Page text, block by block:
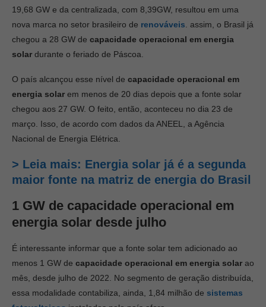
19,68 GW e da centralizada, com 8,39GW, resultou em uma
nova marca no setor brasileiro de renováveis . assim, o Brasil já
chegou a 28 GW de capacidade operacional em energia
solar durante o feriado de Páscoa.
O país alcançou esse nível de capacidade operacional em
energia solar em menos de 20 dias depois que a fonte solar
chegou aos 27 GW. O feito, então, aconteceu no dia 23 de
março. Isso, de acordo com dados da ANEEL, a Agência
Nacional de Energia Elétrica.
> Leia mais: Energia solar já é a segunda
maior fonte na matriz de energia do Brasil
1 GW de capacidade operacional em
energia solar desde julho
É interessante informar que a fonte solar tem adicionado ao
menos 1 GW de capacidade operacional em energia solar ao
mês, desde julho de 2022. No segmento de geração distribuída,
essa modalidade contabiliza, ainda, 1,84 milhão de sistemas